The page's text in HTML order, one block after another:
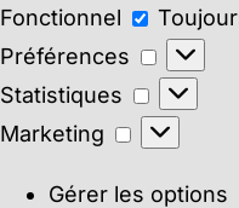
Fonctionnel
Préférences
Statistiques
Marketing
Marketing
Gérer les options